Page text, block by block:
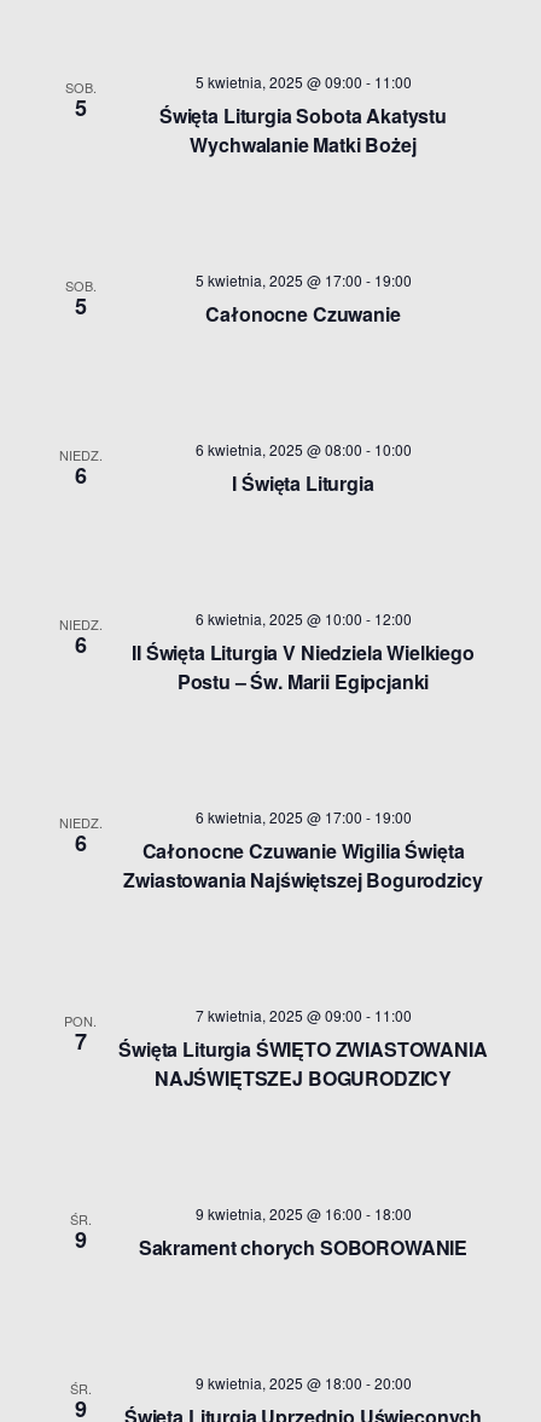
SOB.
5
5 kwietnia, 2025 @ 09:00 - 11:00
Święta Liturgia Sobota Akatystu
Wychwalanie Matki Bożej
SOB.
5
5 kwietnia, 2025 @ 17:00 - 19:00
Całonocne Czuwanie
NIEDZ.
6
6 kwietnia, 2025 @ 08:00 - 10:00
I Święta Liturgia
NIEDZ.
6
6 kwietnia, 2025 @ 10:00 - 12:00
II Święta Liturgia V Niedziela Wielkiego
Postu – Św. Marii Egipcjanki
NIEDZ.
6
6 kwietnia, 2025 @ 17:00 - 19:00
Całonocne Czuwanie Wigilia Święta
Zwiastowania Najświętszej Bogurodzicy
PON.
7
7 kwietnia, 2025 @ 09:00 - 11:00
Święta Liturgia ŚWIĘTO ZWIASTOWANIA
NAJŚWIĘTSZEJ BOGURODZICY
ŚR.
9
9 kwietnia, 2025 @ 16:00 - 18:00
Sakrament chorych SOBOROWANIE
ŚR.
9
9 kwietnia, 2025 @ 18:00 -20:00